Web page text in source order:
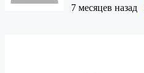
7 месяцев назад